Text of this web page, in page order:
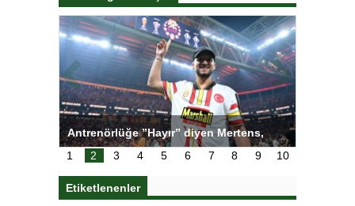
Antrenörlüğe ”Hayır” diyen Mertens,
Galatasaray’dan bakın ne istedi
1
2 3 4 5 6 7 8 9 10
Etiketlenenler